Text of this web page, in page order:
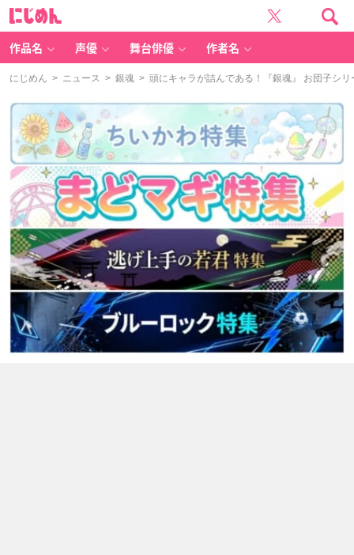
作品名 声優 舞台俳優 作者名
にじめん > ニュース > 銀魂 > 頭にキャラが詰んである！『銀魂』 お団子シ